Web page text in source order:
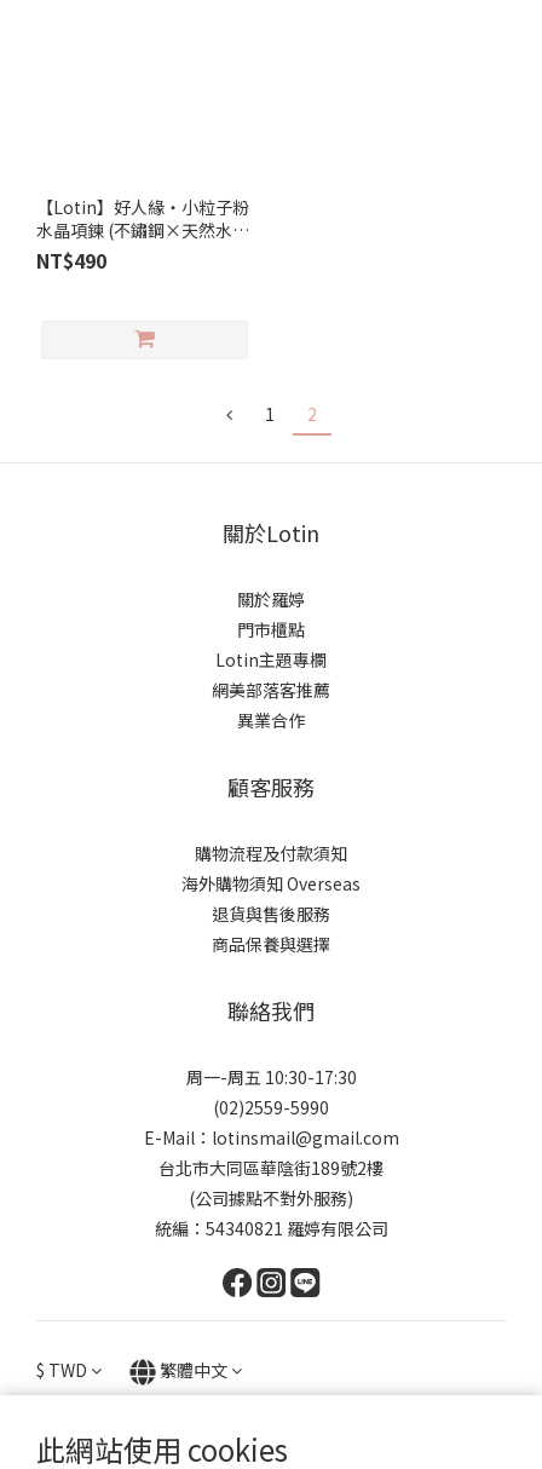
此網站使用 cookies
【Lotin】好人緣‧小粒子粉
水晶項鍊 (不鏽鋼×天然水
晶)
NT$490
1 2
關於Lotin
關於羅婷
門市櫃點
Lotin主題專欄
網美部落客推薦
異業合作
顧客服務
購物流程及付款須知
海外購物須知 Overseas
退貨與售後服務
商品保養與選擇
聯絡我們
周一-周五 10:30-17:30
(02)2559-5990
E-Mail：lotinsmail@gmail.com
台北市大同區華陰街189號2樓
(公司據點不對外服務)
統編：54340821 羅婷有限公司
$ TWD 繁體中文